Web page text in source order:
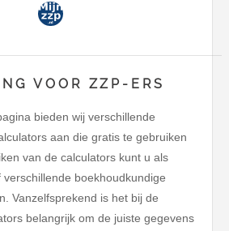
VOOR ZZP-ERS
bieden wij verschillende
aan die gratis te gebruiken
van de calculators kunt u als
verschillende boekhoudkundige
Vanzelfsprekend is het bij de
belangrijk om de juiste gegevens